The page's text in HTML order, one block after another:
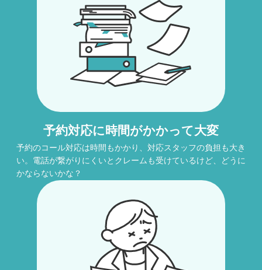
予約対応に時間がかかって大変
予約のコール対応は時間もかかり、対応スタッフの負担も大き
い。電話が繋がりにくいとクレームも受けているけど、どうに
かならないかな？